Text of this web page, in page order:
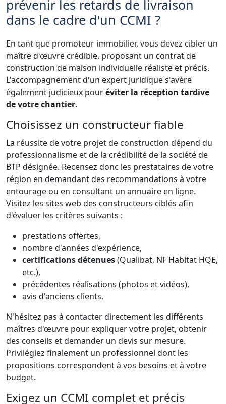
prévenir les retards de livraison
dans le cadre d'un CCMI ?
En tant que promoteur immobilier, vous devez cibler un
maître d'œuvre crédible, proposant un contrat de
construction de maison individuelle réaliste et précis.
L'accompagnement d'un expert juridique s'avère
également judicieux pouréviter la réception tardive
de votre chantier.
Choisissez un constructeur fiable
La réussite de votre projet de construction dépend du
professionnalisme et de la crédibilité de la société de
BTP désignée. Recensez donc les prestataires de votre
région en demandant des recommandations à votre
entourage ou en consultant un annuaire en ligne.
Visitez les sites web des constructeurs ciblés afin
d'évaluer les critères suivants :
prestations offertes,
nombre d'années d'expérience,
certifications détenues(Qualibat, NF Habitat HQE,
etc.),
précédentes réalisations (photos et vidéos),
avis d'anciens clients.
N'hésitez pas à contacter directement les différents
maîtres d'œuvre pour expliquer votre projet, obtenir
des conseils et demander un devis sur mesure.
Privilégiez finalement un professionnel dont les
propositions correspondent à vos besoins et à votre
budget.
Exigez un CCMI complet et précis